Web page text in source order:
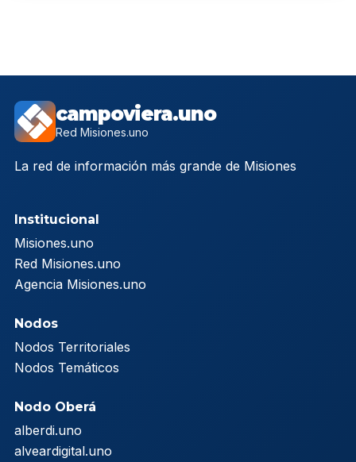
campoviera.uno
Red Misiones.uno
La red de información más grande de Misiones
Institucional
Misiones.uno
Red Misiones.uno
Agencia Misiones.uno
Nodos
Nodos Territoriales
Nodos Temáticos
Nodo Oberá
alberdi.uno
alveardigital.uno